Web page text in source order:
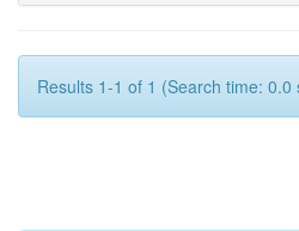
Results 1-1 of 1 (Search time: 0.0